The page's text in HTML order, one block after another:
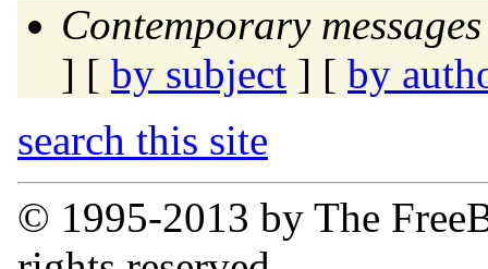
Contemporary
] [ by subject ] [ by
search this site
© 1995-2013 by The